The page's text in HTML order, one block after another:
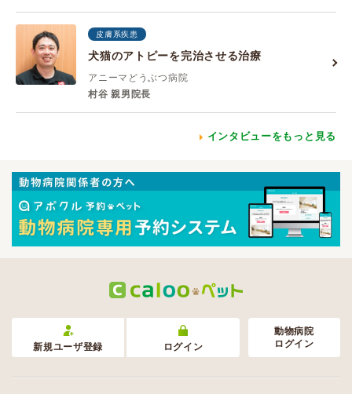
皮膚系疾患
犬猫のアトピーを完治させる治療
アニーマどうぶつ病院
村谷 親男院長
インタビューをもっと見る
新規ユーザ登録 ログイン
動物病院
ログイン